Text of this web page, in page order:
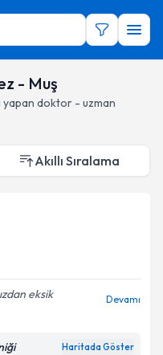
- Muş
yapan doktor - uzman
Akıllı Sıralama
eksik
Devamı
Haritada Göster